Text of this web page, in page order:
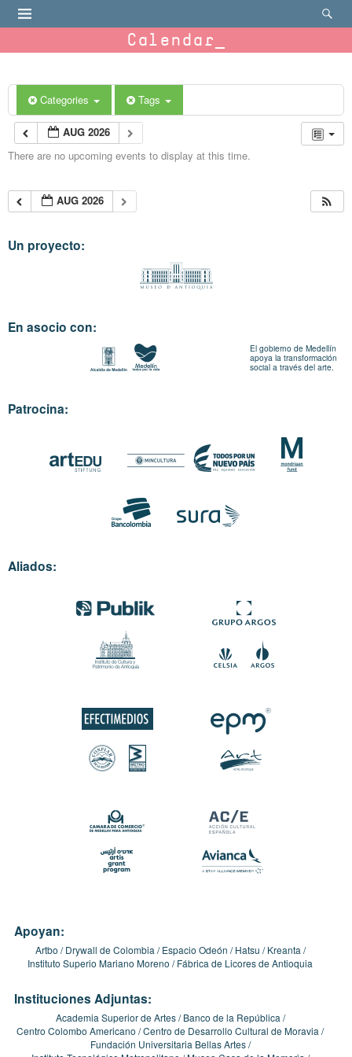
Calendar
Categories Tags
AUG 2026
There are no upcoming events to display at this time.
AUG 2026
Un proyecto:
En asocio con:
El gobierno de Medellín
apoya la transformación
social a través del arte.
Patrocina:
Aliados:
Apoyan:
Artbo Drywall de Colombia Espacio Odeón Hatsu
Kreanta
Instituto Superio Mariano Moreno
Fábrica de Licores de Antioquia
Instituciones Adjuntas:
Academia Superior de Artes
Banco de la República
Centro Colombo Americano Centro de Desarrollo Cultural de Moravia
Fundación Universitaria Bellas Artes